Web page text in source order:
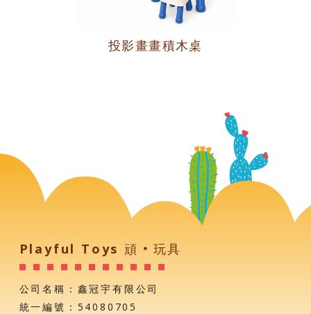
投影畫畫積木桌
Playful Toys 頑‧玩具
公司名稱：鑫冠宇有限公司
統一編號：54080705